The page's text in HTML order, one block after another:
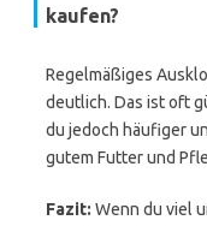
kaufen?
Regelmäßiges
deutlich. Das ist oft
du jedoch häufiger
gutem Futter und
Fazit: Wenn du viel